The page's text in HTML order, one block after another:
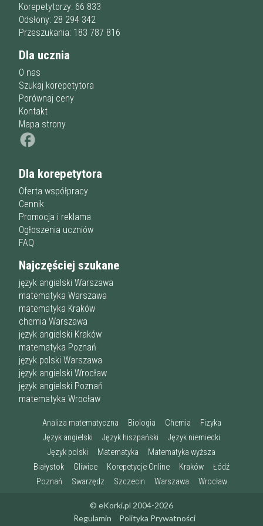
Przygotowania do studiów
Studia
online
korepetytora
korepetytora
Staż korepetytora
Wiek korepetytora
Płeć korepetytora
Korepetytorzy: 66 833
Odsłony: 28 294 342
Przeszukania: 183 787 816
Dla ucznia
O nas
Szukaj korepetytora
Porównaj ceny
Kontakt
Mapa strony
Dla korepetytora
Oferta współpracy
Cennik
Promocja i reklama
Ogłoszenia uczniów
FAQ
Najczęściej szukane
język angielski Warszawa
matematyka Warszawa
matematyka Kraków
chemia Warszawa
język angielski Kraków
matematyka Poznań
język polski Warszawa
język angielski Wrocław
język angielski Poznań
matematyka Wrocław
Analiza matematyczna Biologia Chemia
Fizyka
Język angielski
Język hiszpański
Język niemiecki
Język polski
Matematyka
Matematyka wyższa
Białystok
Gliwice Korepetycje Online Kraków
Łódź
Poznań
Swarzędz Szczecin Warszawa Wrocław
© eKorki.pl 2004-2026
Regulamin
Polityka Prywatności